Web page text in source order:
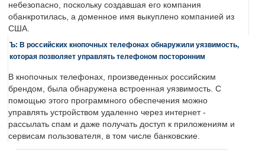
небезопасно, поскольку создавшая его компания
обанкротилась, а доменное имя выкуплено компанией из
США.
Ъ: В российских кнопочных телефонах обнаружили уязвимость,
которая позволяет управлять телефоном посторонним
В кнопочных телефонах, произведенных российским
брендом, была обнаружена встроенная уязвимость. С
помощью этого программного обеспечения можно
управлять устройством удаленно через интернет -
рассылать спам и даже получать доступ к приложениям и
сервисам пользователя, в том числе банковские.